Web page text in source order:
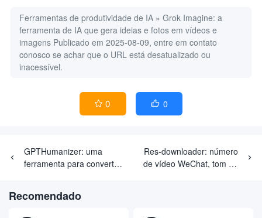
Ferramentas de produtividade de IA » Grok Imagine: a
ferramenta de IA que gera ideias e fotos em vídeos e
imagens Publicado em 2025-08-09, entre em contato
conosco se achar que o URL está desatualizado ou
inacessível.
 0  0
GPTHumanizer: uma
ferramenta para converter
Res-downloader: número
de vídeo WeChat, tom de
Recomendado